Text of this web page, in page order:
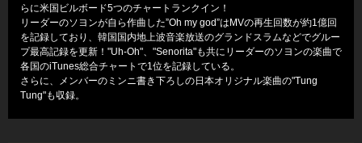
らに米国ビルボード5つのチャートランクイン！
リーダーのソヨンが自ら作曲した”Oh my god”はMVの再生回数が約1億回
を記録しており、韓国国内地上波音楽放送のグランドスラムなどでグルー
プ最高記録を更新！"Uh-Oh"、"Senorita"も共にリーダーのソヨンの楽曲で
各国のiTunes総合チャートで1位を記録している。
さらに、メンバーのミンニ書き下ろしの日本オリジナル楽曲の"Tung
Tung"も収録。